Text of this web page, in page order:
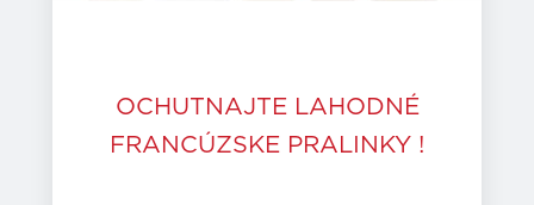
OCHUTNAJTE LAHODNÉ
FRANCÚZSKE PRALINKY !